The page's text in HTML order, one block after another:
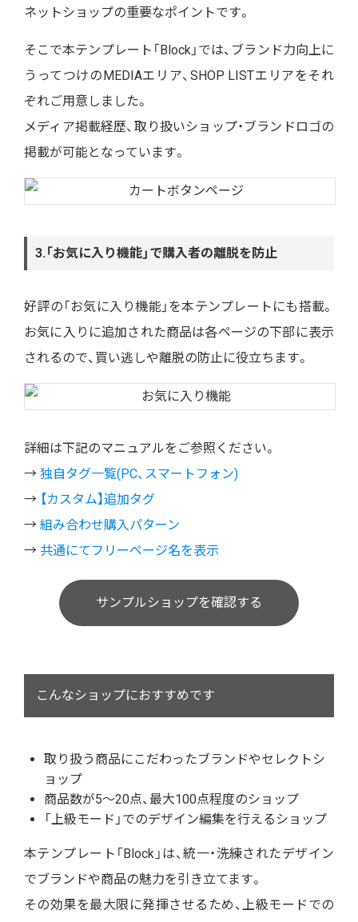
ネットショップの重要なポイントです。
そこで本テンプレート「Block」では、ブランド力向上に
うってつけのMEDIAエリア、SHOP LISTエリアをそれ
ぞれご用意しました。
メディア掲載経歴、取り扱いショップ・ブランドロゴの
掲載が可能となっています。
3.「お気に入り機能」で購入者の離脱を防止
好評の「お気に入り機能」を本テンプレートにも搭載。
お気に入りに追加された商品は各ページの下部に表示
されるので、買い逃しや離脱の防止に役立ちます。
詳細は下記のマニュアルをご参照ください。
→ 独自タグ一覧(PC、スマートフォン)
→ 【カスタム】追加タグ
→ 組み合わせ購入パターン
→ 共通にてフリーページ名を表示
サンプルショップを確認する
こんなショップにおすすめです
取り扱う商品にこだわったブランドやセレクトシ
ョップ
商品数が5〜20点、最大100点程度のショップ
「上級モード」でのデザイン編集を行えるショップ
本テンプレート「Block」は、統一・洗練されたデザイン
でブランドや商品の魅力を引き立てます。
その効果を最大限に発揮させるため、上級モードでの